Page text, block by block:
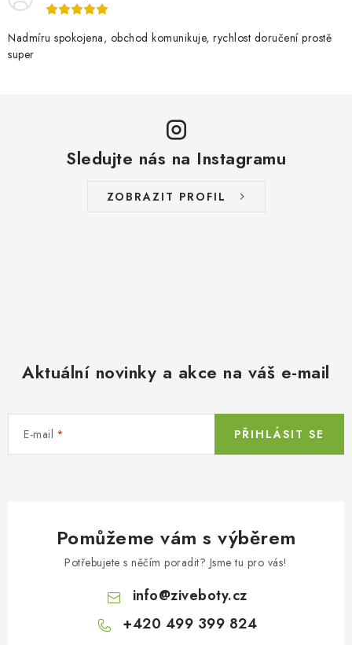
Nadmíru spokojena, obchod komunikuje, rychlost doručení prostě
super
Sledujte nás na Instagramu
ZOBRAZIT PROFIL
Aktuální novinky a akce na váš e-mail
E-mail PŘIHLÁSIT SE
Pomůžeme vám s výběrem
Potřebujete s něčím poradit? Jsme tu pro vás!
info@ziveboty.cz
+420 499 399 824